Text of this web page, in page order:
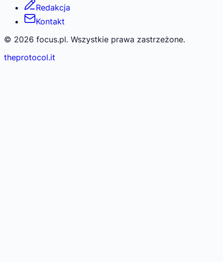
Redakcja
Kontakt
© 2026 focus.pl. Wszystkie prawa zastrzeżone.
theprotocol.it